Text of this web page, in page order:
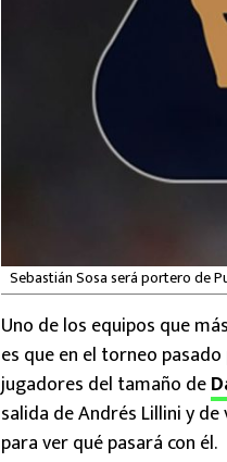
Sebastián Sosa será portero de
Uno de los equipos que
es que en el torneo
jugadores del tamaño de
salida de Andrés Lillini y
para ver qué pasará con él.